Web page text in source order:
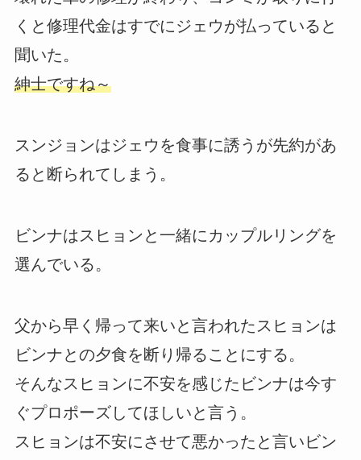
くと修理代金はすでにジェウが払っていると
聞いた。
紳士ですね～
スンジョンはジェウを食事に誘うが先約があ
ると断られてしまう。
ビンナはスヒョンと一緒にカップルリングを
選んでいる。
父から早く帰って来いと言われたスヒョンは
ビンナとの夕食を断り帰ることにする。
そんなスヒョンに不安を感じたビンナは今す
ぐプロポーズしてほしいと言う。
スヒョンは不安にさせて悪かったと言いビン